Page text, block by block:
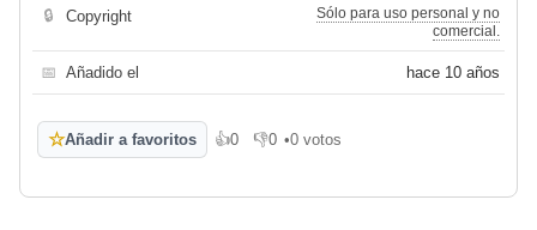
🔒 Copyright
Sólo para uso personal y no
comercial.
📅 Añadido el hace 10 años
☆Añadir a favoritos 👍0
Me gusta
👎0
No me gusta
•0 votos